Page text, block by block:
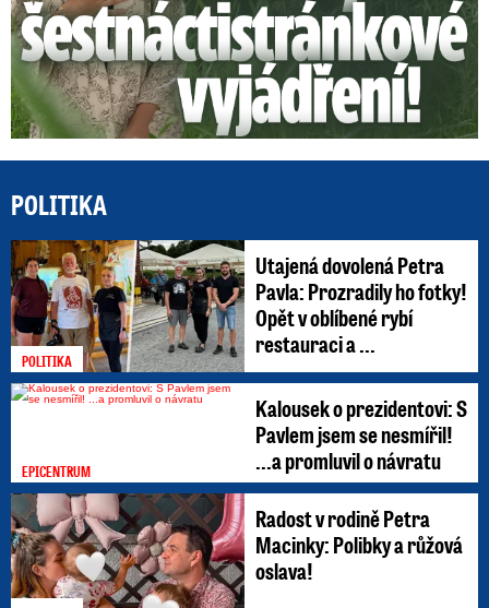
POLITIKA
POLITIKA
Utajená dovolená Petra
Pavla: Prozradily ho fotky!
Opět v oblíbené rybí
restauraci a ...
EPICENTRUM
Kalousek o prezidentovi: S
Pavlem jsem se nesmířil!
...a promluvil o návratu
Radost v rodině Petra
Macinky: Polibky a růžová
oslava!